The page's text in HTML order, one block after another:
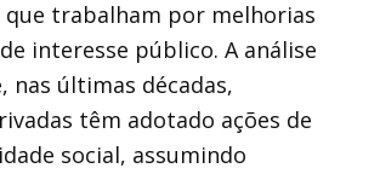
que trabalham por melhorias
interesse público. A análise
nas últimas décadas,
têm adotado ações de
social, assumindo